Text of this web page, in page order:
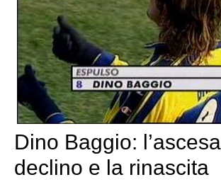
Dino Baggio:
declino e la rinascita